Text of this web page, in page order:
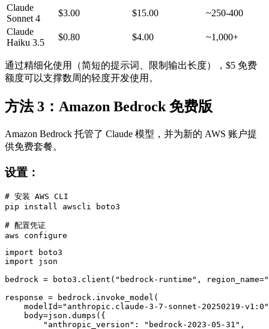
Claude
Sonnet 4
$3.00 $15.00
~250-400
Claude
Haiku 3.5
$0.80 $4.00 ~1,000+
通过精细化使用（简短的提示词、限制输出长度），$5 免费
额度可以支撑数周的轻度开发使用。
方法 3：Amazon Bedrock 免费版
Amazon Bedrock 托管了 Claude 模型，并为新的 AWS 账户提
供免费套餐。
设置：
# 安装 AWS CLI
pip install awscli boto3
# 配置凭证
import boto3
import json
bedrock = boto3.client("bedrock-runtime",
response = bedrock.invoke_model(
modelId="anthropic.claude-3-7-sonnet-20250219-
    body=json.dumps({
        "anthropic_version": "bedrock-2023-05-31",